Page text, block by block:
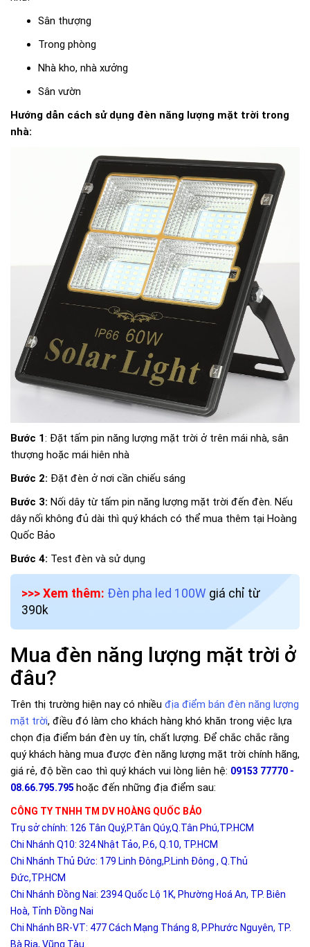
Sân thượng
Trong phòng
Nhà kho, nhà xưởng
Sân vườn
Hướng dẫn cách sử dụng đèn năng lượng mặt trời trong
nhà:
Bước 1: Đặt tấm pin năng lượng mặt trời ở trên mái nhà, sân
thượng hoặc mái hiên nhà
Bước 2: Đặt đèn ở nơi cần chiếu sáng
Bước 3: Nối dây từ tấm pin năng lượng mặt trời đến đèn. Nếu
dây nối không đủ dài thì quý khách có thể mua thêm tại Hoàng
Quốc Bảo
Bước 4: Test đèn và sử dụng
>>> Xem thêm: Đèn pha led 100W giá chỉ từ
390k
Mua đèn năng lượng mặt trời ở
đâu?
Trên thị trường hiện nay có nhiều địa điểm bán đèn năng lượng
mặt trời, điều đó làm cho khách hàng khó khăn trong việc lựa
chọn địa điểm bán đèn uy tín, chất lượng. Để chắc chắc rằng
quý khách hàng mua được đèn năng lượng mặt trời chính hãng,
giá rẻ, độ bền cao thì quý khách vui lòng liên hệ: 09153 77770 -
08.66.795.795 hoặc đến những địa điểm sau:
CÔNG TY TNHH TM DV HOÀNG QUỐC BẢO
Trụ sở chính: 126 Tân Quý,P.Tân Qúy,Q.Tân Phú,TP.HCM
Chi Nhánh Q10: 324 Nhật Tảo, P.6, Q.10, TP.HCM
Chi Nhánh Thủ Đức: 179 Linh Đông,P.Linh Đông , Q.Thủ
Đức,TP.HCM
Chi Nhánh Đồng Nai: 2394 Quốc Lộ 1K, Phường Hoá An, TP. Biên
Hoà, Tỉnh Đồng Nai
Chi Nhánh BR-VT: 477 Cách Mạng Tháng 8, P.Phước Nguyên, TP.
Bà Rịa, Vũng Tàu